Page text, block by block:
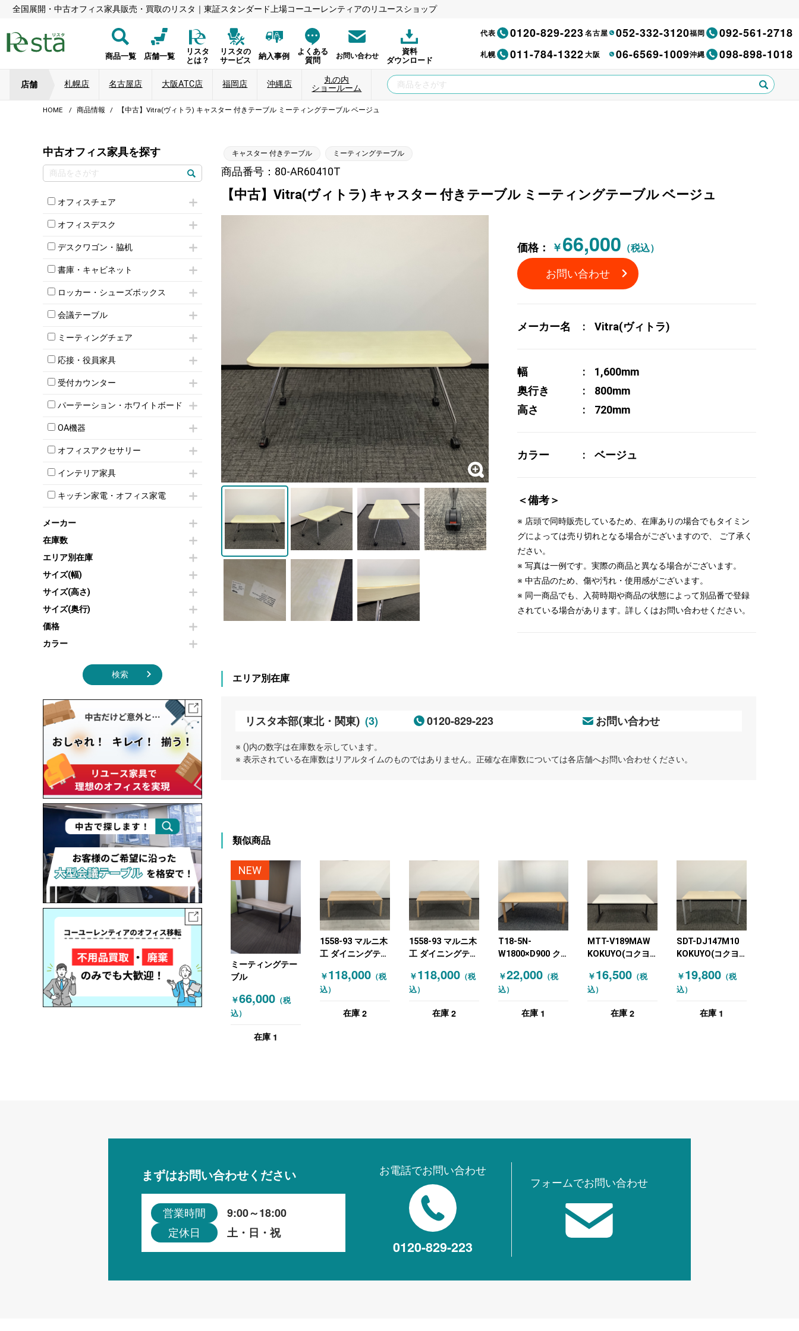
全国展開・中古オフィス家具販売・買取のリスタ｜東証スタンダード上場コーユーレンティアのリユースショップ
商品一覧 店舗一覧
リスタ
とは？
リスタの
サービス
納入事例
よくある
質問
お問い合わせ
資料
ダウンロード
代表 0120-829-223名古屋 052-332-3120福岡 092-561-2718
札幌 011-784-1322大阪 06-6569-1009沖縄 098-898-1018
店舗 札幌店 名古屋店 大阪ATC店 福岡店 沖縄店
丸の内
ショールーム
HOME 商品情報 【中古】Vitra(ヴィトラ) キャスター 付きテーブル ミーティングテーブル ベージュ
中古オフィス家具を探す
オフィスチェア
肘付きチェア
肘無しチェア
役員チェア
オフィスチェアその他
オフィスデスク
片袖机
フリーアドレスデスク（ベンチデスク）
昇降デスク
両袖机
デスクワゴン・脇机
インワゴン2段
インワゴン3段
脇机
書庫・キャビネット
ハイキャビネット
ローキャビネット
両開きキャビネット
上下連結キャビネット
軽量ラック（スチールラック）
収納家具その他
オープン書庫
両開書庫
引き違い書庫
ロッカー・シューズボックス
1人用ロッカー
2人用ロッカー
3人用ロッカー
5人用ロッカー
8人用ロッカー
多人数ロッカー
シリンダー錠ロッカー
ダイヤル錠ロッカー
ボタン錠ロッカー
シューズロッカー・下駄箱
ロッカーその他
会議テーブル
ミーティングテーブル
スタッキングテーブル
ネスティングテーブル
カウンターテーブル
T字脚テーブル
会議テーブルW1200～
会議テーブルW1800～
折りたたみ会議テーブル
ハイテーブル
ミーティングチェア
キャスター付きミーティングチェア
スタッキングミーティングチェア
テーブル付きミーティングチェア
折りたたみミーティングチェア
ハイチェア
ミーティングチェアその他
応接・役員家具
応接セット
応接ソファ
応接チェア
応接・役員家具その他
受付カウンター
ハイカウンター
ローカウンター
ラウンジカウンター
パーテーション・ホワイトボード
パーテーション
自立タイプパーテーション
パーテーションその他
壁掛けホワイトボード
ホワイトボードその他
OA機器
iPad
電話機（ビジネスフォン）
シュレッダー
スクリーン
プリンター・コピー機
オフィスアクセサリー
チェア用台車
演台・講演台・演説台
防音パネル
コートハンガー・ポールハンガー
傘立て
食器棚・キッチンキャビネット
オフィスアクセサリーその他
インテリア家具
モールドチェア
ダイニングチェア
カウンターテーブル
センターテーブル・サイドテーブル
カフェテーブル
ソファ
シェルフ
ダストボックス（ゴミ箱）
インテリア家具その他
キッチン家電・オフィス家電
冷蔵庫・洗濯機
空気清浄機・加湿器
電子レンジ
液晶テレビ・モニター類
エアコン
照明機器
季節家電
その他キッチン家電・オフィス家電
メーカー
在庫数
エリア別在庫
サイズ(幅)
サイズ(高さ)
サイズ(奥行)
価格
カラー
検索
キャスター 付きテーブル ミーティングテーブル
商品番号：80-AR60410T
【中古】Vitra(ヴィトラ) キャスター 付きテーブル ミーティングテーブル ベージュ
価格： ￥66,000 （税込）
お問い合わせ
メーカー名 Vitra(ヴィトラ)
幅
1,600mm
奥行き
800mm
高さ
720mm
カラー ベージュ
＜備考＞
※ 店頭で同時販売しているため、在庫ありの場合でもタイミン
グによっては売り切れとなる場合がございますので、 ご了承く
ださい。
※ 写真は一例です。実際の商品と異なる場合がございます。
※ 中古品のため、傷や汚れ・使用感がございます。
※ 同一商品でも、入荷時期や商品の状態によって別品番で登録
されている場合があります。詳しくはお問い合わせください。
エリア別在庫
リスタ本部(東北・関東) (3) 0120-829-223 お問い合わせ
※ ()内の数字は在庫数を示しています。
※ 表示されている在庫数はリアルタイムのものではありません。正確な在庫数については各店舗へお問い合わせください。
類似商品
NEW
ミーティングテー
ブル
￥66,000 （税
込）
在庫 1
1558-93 マルニ木
工 ダイニングテー
テーブル オーク材
天然木
木目（ナチュラ
￥118,000（税
込）
在庫 2
1558-93 マルニ木
工 ダイニングテー
テーブル オーク天
然木
木目（ナチュラ
￥118,000（税
込）
在庫 2
T18-5N-
W1800×D900 ク
テーブル 木目（ナ
チュラル）
￥22,000（税
込）
在庫 1
MTT-V189MAW
KOKUYO(コクヨ)
ブル ビエナ
W1800 天板フラ
￥16,500（税
込）
在庫 2
SDT-DJ147M10
KOKUYO(コクヨ)
ブル W1400 グレ
ー 木目（ナチュラ
￥19,800（税
込）
在庫 1
まずはお問い合わせください
営業時間 9:00～18:00
定休日 土・日・祝
お電話でお問い合わせ
0120-829-223
フォームでお問い合わせ